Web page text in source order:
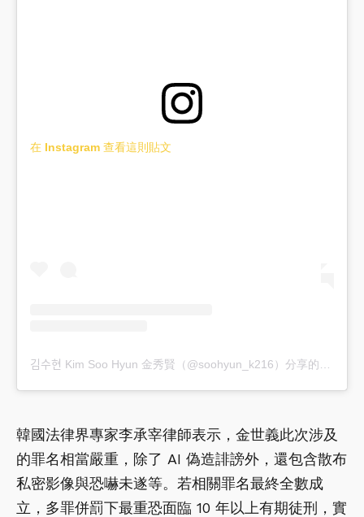
在 Instagram 查看這則貼文
韓國法律界專家李承宰律師表示，金世義此次涉及
的罪名相當嚴重，除了 AI 偽造誹謗外，還包含散布
私密影像與恐嚇未遂等。若相關罪名最終全數成
立，多罪併罰下最重恐面臨 10 年以上有期徒刑，實